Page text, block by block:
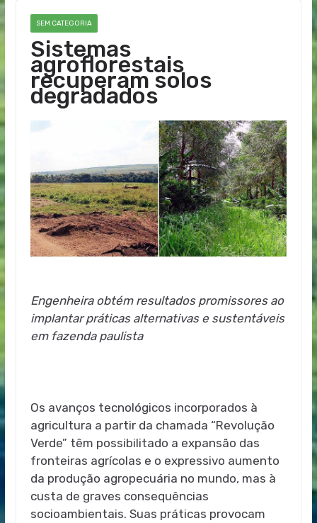
SEM CATEGORIA
Sistemas
agroflorestais
recuperam solos
degradados
Engenheira obtém resultados promissores ao
implantar práticas alternativas e sustentáveis
em fazenda paulista
Os avanços tecnológicos incorporados à
agricultura a partir da chamada “Revolução
Verde” têm possibilitado a expansão das
fronteiras agrícolas e o expressivo aumento
da produção agropecuária no mundo, mas à
custa de graves consequências
socioambientais. Suas práticas provocam